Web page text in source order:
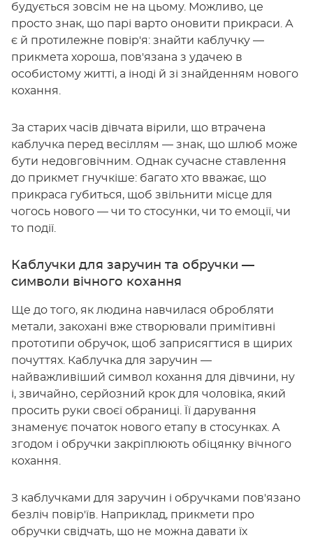
будується зовсім не на цьому. Можливо, це
просто знак, що парі варто оновити прикраси. А
є й протилежне повір'я: знайти каблучку —
прикмета хороша, пов'язана з удачею в
особистому житті, а іноді й зі знайденням нового
кохання.
За старих часів дівчата вірили, що втрачена
каблучка перед весіллям — знак, що шлюб може
бути недовговічним. Однак сучасне ставлення
до прикмет гнучкіше: багато хто вважає, що
прикраса губиться, щоб звільнити місце для
чогось нового — чи то стосунки, чи то емоції, чи
то події.
Каблучки для заручин та обручки —
символи вічного кохання
Ще до того, як людина навчилася обробляти
метали, закохані вже створювали примітивні
прототипи обручок, щоб заприсягтися в щирих
почуттях. Каблучка для заручин —
найважливіший символ кохання для дівчини, ну
і, звичайно, серйозний крок для чоловіка, який
просить руки своєї обраниці. Її дарування
знаменує початок нового етапу в стосунках. А
згодом і обручки закріплюють обіцянку вічного
кохання.
З каблучками для заручин і обручками пов'язано
безліч повір'їв. Наприклад, прикмети про
обручки свідчать, що не можна давати їх